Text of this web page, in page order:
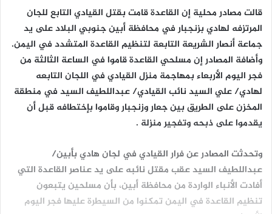
قالت مصادر محلية إن القاعدة قامت بقتل القيادي التابع للجان
المرتزفه لهادي بزنجبار في محافظة أبين جنوبي البلاد على يد
جماعة أنصار الشريعة التابعة لتنظيم القاعدة المتشدد في اليمن.
وأضافة المصادر إن مسلحي القاعدة قاموا في الساعة الثالثة من
فجر اليوم الأربعاء بمهاجمة منزل القيادي في اللجان التابعه
لهادي/ علي السيد نائب القيادي/ عبداللطيف السيد في منطقة
المخزن على الطريق بين جعار وزنجبار وقاموا بإختطافه قبل أن
يقدموا على ذبحه وتفجير منزلة .
وتحدثت المصادر عن فرار القيادي في لجان هادي بأبين/
عبداللطيف السيد عقب مقتل نائبه على يد عناصر القاعدة التي
أفادت الأنباء الواردة من محافظة أبين، بأن مسلحين يتبعون
تنظيم القاعدة في اليمن تمكنوا من السيطرة عليها فجر اليوم